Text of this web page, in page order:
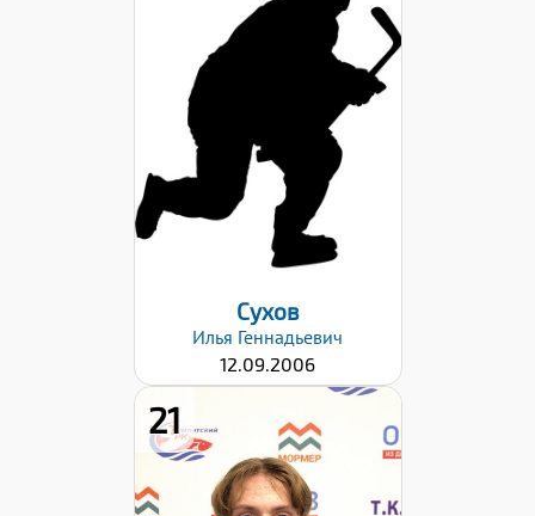
Рост:
Правый
Дата заявки:
02.10.2023
Сухов
Илья Геннадьевич
12.09.2006
21
Рост:
177